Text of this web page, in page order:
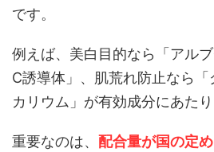
です。
例えば、美白目的なら「アル
C誘導体」、肌荒れ防止なら
カリウム」が有効成分にあたり
重要なのは、 配合量が国の定